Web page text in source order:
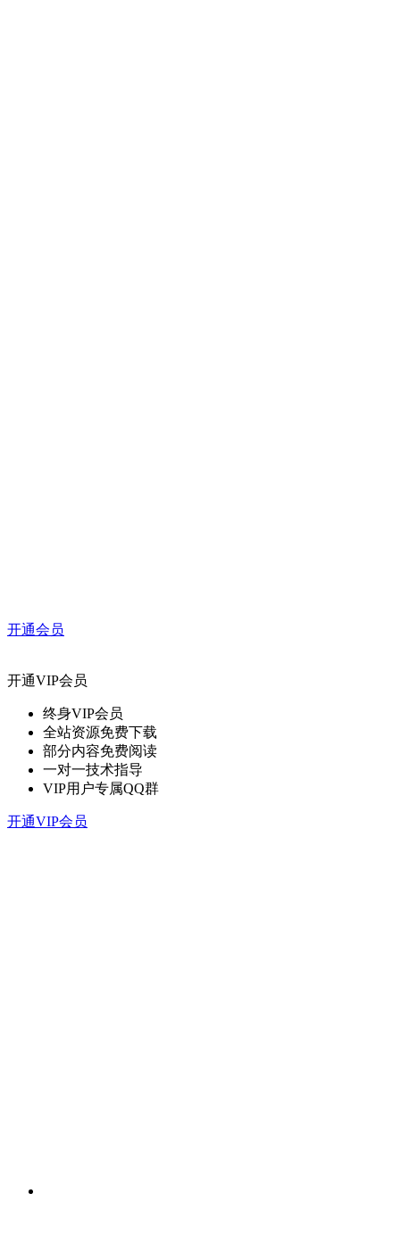
开通会员
开通VIP会员
终身VIP会员
全站资源免费下载
部分内容免费阅读
一对一技术指导
VIP用户专属QQ群
开通VIP会员